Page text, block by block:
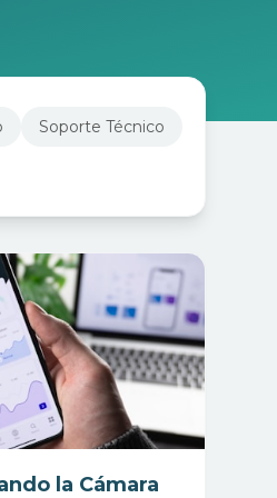
Soporte Técnico
la Cámara